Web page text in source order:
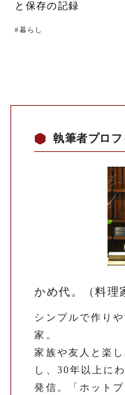
と保存の記録
#暮らし
執筆者プロフ
かめ代。（料理
シンプルで作り
家。
家族や友人と楽
し、30年以上に
発信。「ホット